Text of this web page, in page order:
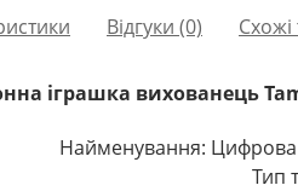
Відгуки (0)
іграшка вихованець
Найменування: Цифрова
Тип